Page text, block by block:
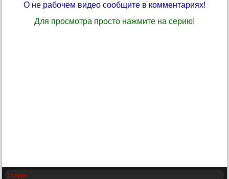
О не рабочем видео сообщите в комментариях!
Для просмотра просто нажмите на серию!
1 серия